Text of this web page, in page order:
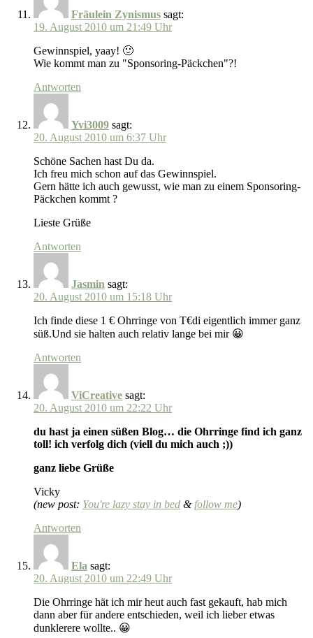
Fräulein Zynismus sagt:
19. August 2010 um 21:49 Uhr
Gewinnspiel, yaay! 🙂
Wie kommt man zu "Sponsoring-Päckchen"?!
Antworten
Yvi3009 sagt:
20. August 2010 um 6:37 Uhr
Schöne Sachen hast Du da.
Ich freu mich schon auf das Gewinnspiel.
Gern hätte ich auch gewusst, wie man zu einem Sponsoring-
Päckchen kommt ?
Lieste Grüße
Antworten
Jasmin sagt:
20. August 2010 um 15:18 Uhr
Ich finde diese 1 € Ohrringe von T€di eigentlich immer ganz
süß.Und sie halten auch relativ lange bei mir 😀
Antworten
ViCreative sagt:
20. August 2010 um 22:22 Uhr
du hast ja einen süßen Blog… die Ohrringe find ich ganz
toll! ich verfolg dich (viell du mich auch ;))
ganz liebe Grüße
Vicky
(new post: You're lazy stay in bed & follow me)
Antworten
Ela sagt:
20. August 2010 um 22:49 Uhr
Die Ohrringe hät ich mir heut auch fast gekauft, hab mich
dann aber für andere entschieden, weil ich lieber etwas
dunklerere wollte.. 😀